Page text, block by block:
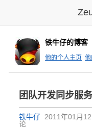
铁牛仔的博客
他的个人主页
团队开发同步服
铁牛仔 2011年01月
论